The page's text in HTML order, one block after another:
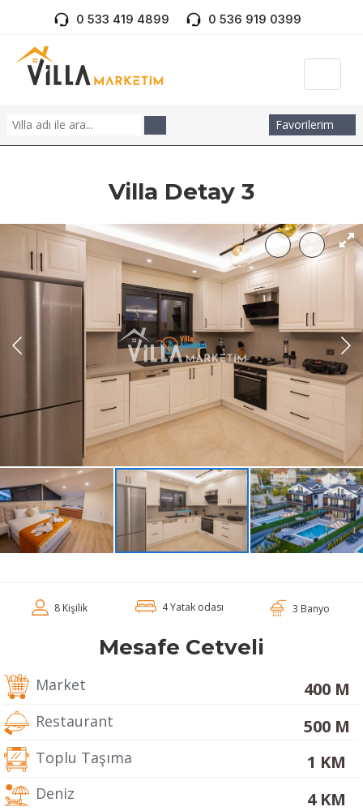
0 533 419 4899 0 536 919 0399
Favorilerim
Villa Detay 3
8 Kişilik 4 Yatak odası 3 Banyo
Mesafe Cetveli
Market 400 M
Restaurant 500 M
Toplu Taşıma 1 KM
Deniz 4 KM